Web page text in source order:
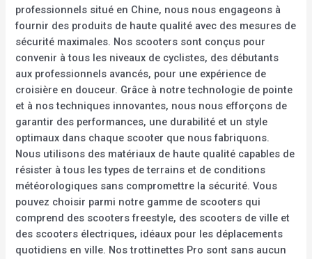
professionnels situé en Chine, nous nous engageons à
fournir des produits de haute qualité avec des mesures de
sécurité maximales. Nos scooters sont conçus pour
convenir à tous les niveaux de cyclistes, des débutants
aux professionnels avancés, pour une expérience de
croisière en douceur. Grâce à notre technologie de pointe
et à nos techniques innovantes, nous nous efforçons de
garantir des performances, une durabilité et un style
optimaux dans chaque scooter que nous fabriquons.
Nous utilisons des matériaux de haute qualité capables de
résister à tous les types de terrains et de conditions
météorologiques sans compromettre la sécurité. Vous
pouvez choisir parmi notre gamme de scooters qui
comprend des scooters freestyle, des scooters de ville et
des scooters électriques, idéaux pour les déplacements
quotidiens en ville. Nos trottinettes Pro sont sans aucun